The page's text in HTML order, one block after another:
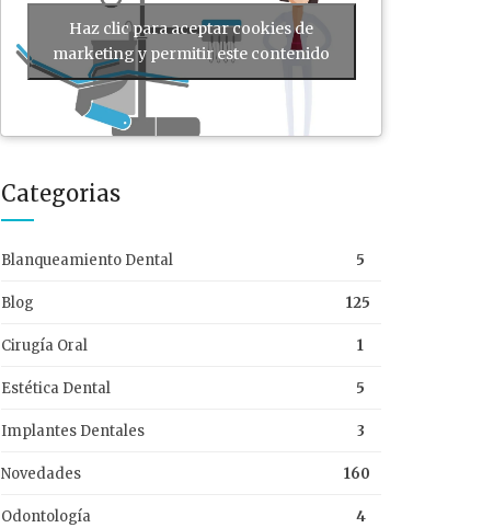
Haz clic para aceptar cookies de
marketing y permitir este contenido
Categorias
Blanqueamiento Dental 5
Blog 125
Cirugía Oral 1
Estética Dental 5
Implantes Dentales 3
Novedades 160
Odontología 4